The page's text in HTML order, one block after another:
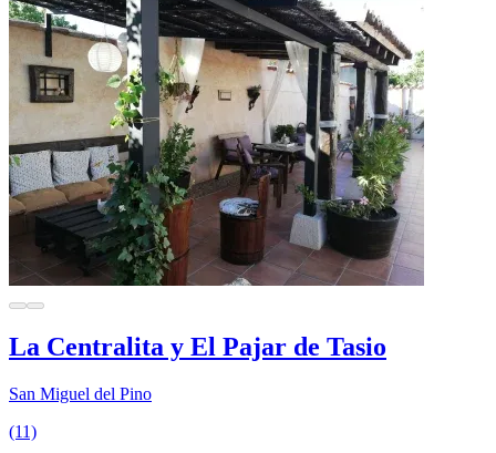
La Centralita y El Pajar de Tasio
San Miguel del Pino
(11)